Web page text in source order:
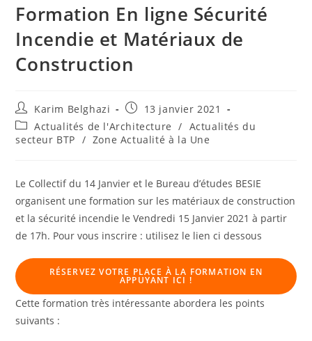
Formation En ligne Sécurité
Incendie et Matériaux de
Construction
Karim Belghazi
13 janvier 2021
Actualités de l'Architecture
/ Actualités du
secteur BTP / Zone Actualité à la Une
Le Collectif du 14 Janvier et le Bureau d’études BESIE
organisent une formation sur les matériaux de construction
et la sécurité incendie le Vendredi 15 Janvier 2021 à partir
de 17h. Pour vous inscrire : utilisez le lien ci dessous
RÉSERVEZ VOTRE PLACE À LA FORMATION EN
APPUYANT ICI !
Cette formation très intéressante abordera les points
suivants :